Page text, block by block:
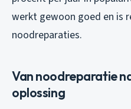
werkt gewoon goed en is
noodreparaties.
Van noodreparatie
oplossing